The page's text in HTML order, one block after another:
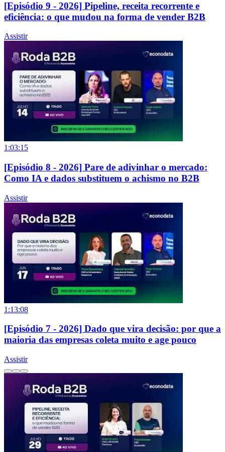
[Episódio 9 - 2026] Pipeline, receita recorrente e
eficiência: o que mudou na forma de vender B2B
Assistir
1:03:15
[Episódio 8 - 2026] Pare de adivinhar o mercado:
Como IA e dados substituem o achismo no B2B
Assistir
1:13:08
[Episódio 7 - 2026] Dado que vira decisão: por que a
maioria das empresas coleta muito e age pouco
Assistir